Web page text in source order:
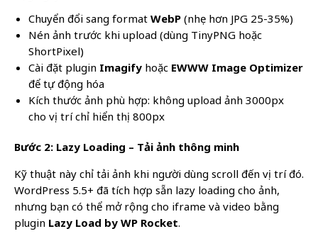
Chuyển đổi sang format WebP (nhẹ hơn JPG 25-35%)
Nén ảnh trước khi upload (dùng TinyPNG hoặc
ShortPixel)
Cài đặt plugin Imagify hoặc EWWW Image Optimizer
để tự động hóa
Kích thước ảnh phù hợp: không upload ảnh 3000px
cho vị trí chỉ hiển thị 800px
Bước 2: Lazy Loading – Tải ảnh thông minh
Kỹ thuật này chỉ tải ảnh khi người dùng scroll đến vị trí đó.
WordPress 5.5+ đã tích hợp sẵn lazy loading cho ảnh,
nhưng bạn có thể mở rộng cho iframe và video bằng
plugin Lazy Load by WP Rocket.